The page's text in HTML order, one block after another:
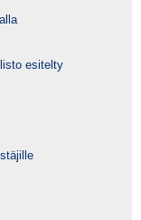
esitelty